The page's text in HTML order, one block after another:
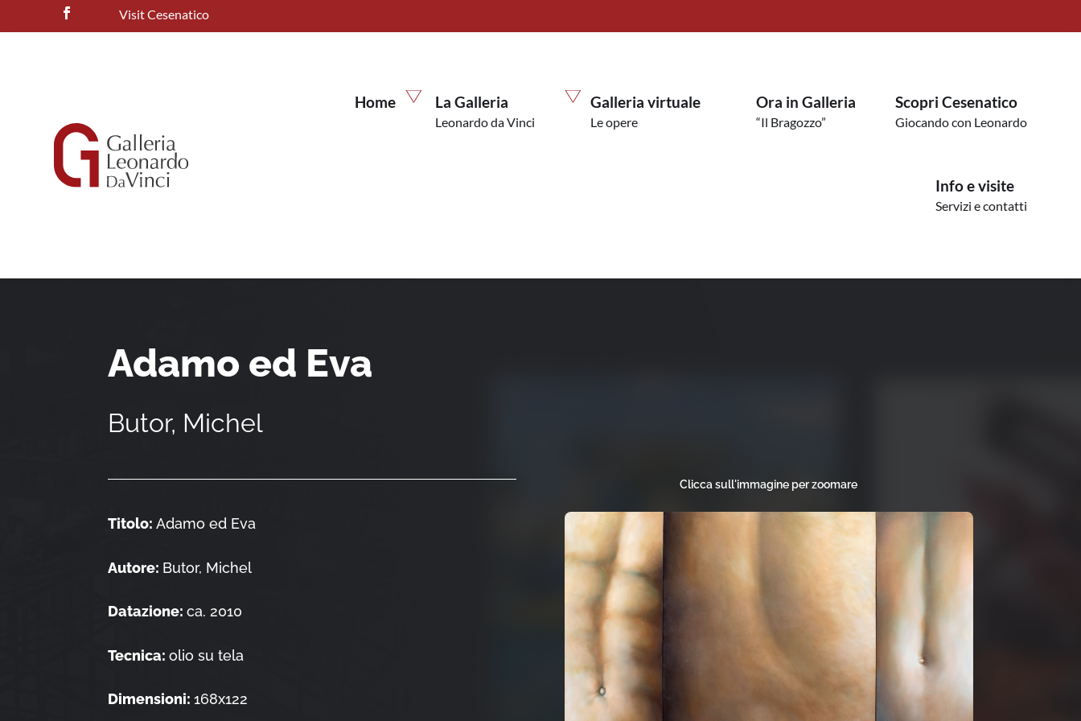
Visit Cesenatico
Home La Galleria
Leonardo da Vinci
Galleria virtuale
Le opere
Ora in Galleria
“Il Bragozzo”
Scopri Cesenatico
Giocando con Leonardo
Info e visite
Servizi e contatti
Adamo ed Eva
Butor, Michel
Titolo:Adamo ed Eva
Autore: Butor, Michel
Datazione:ca. 2010
Tecnica:olio su tela
Dimensioni:168x122
Clicca sull'immagine per zoomare